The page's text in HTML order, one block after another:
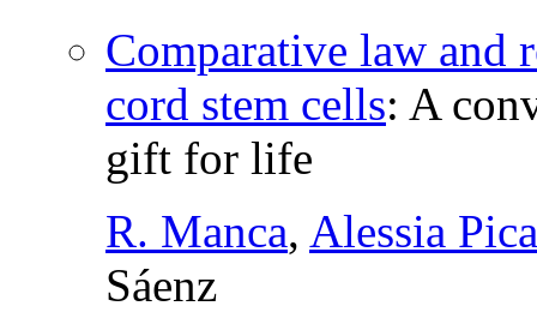
Comparative law and
cord stem cells: A
gift for life
R. Manca, Alessia Pica
Sáenz